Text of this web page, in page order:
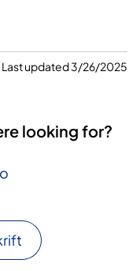
Last updated 3/26/2025
looking for?